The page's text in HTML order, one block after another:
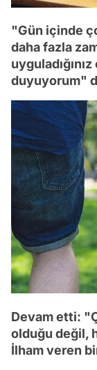
"Gün içinde
daha fazla
duyuyorum"
Devam etti:
olduğu değil,
İlham veren